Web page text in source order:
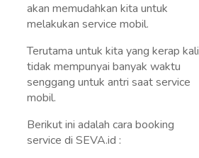
akan memudahkan kita untuk
melakukan service mobil.
Terutama untuk kita yang kerap kali
tidak mempunyai banyak waktu
senggang untuk antri saat service
mobil.
Berikut ini adalah cara booking
service di SEVA.id :